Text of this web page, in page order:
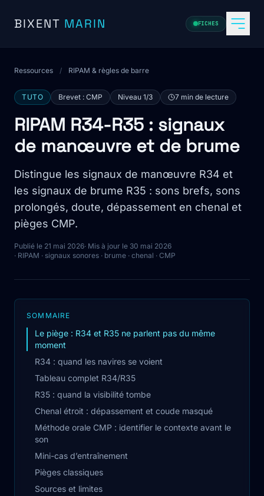
BIXENT MARIN FICHES
Ressources / RIPAM & règles de barre
TUTO Brevet : CMP Niveau 1/3 7 min de lecture
RIPAM R34-R35 : signaux
de manœuvre et de brume
Distingue les signaux de manœuvre R34 et
les signaux de brume R35 : sons brefs, sons
prolongés, doute, dépassement en chenal et
pièges CMP.
Publié le 21 mai 2026· Mis à jour le 30 mai 2026
· RIPAM · signaux sonores · brume · chenal · CMP
SOMMAIRE
Le piège : R34 et R35 ne parlent pas du même
moment
R34 : quand les navires se voient
Tableau complet R34/R35
R35 : quand la visibilité tombe
Chenal étroit : dépassement et coude masqué
Méthode orale CMP : identifier le contexte avant le
son
Mini-cas d’entraînement
Pièges classiques
Sources et limites